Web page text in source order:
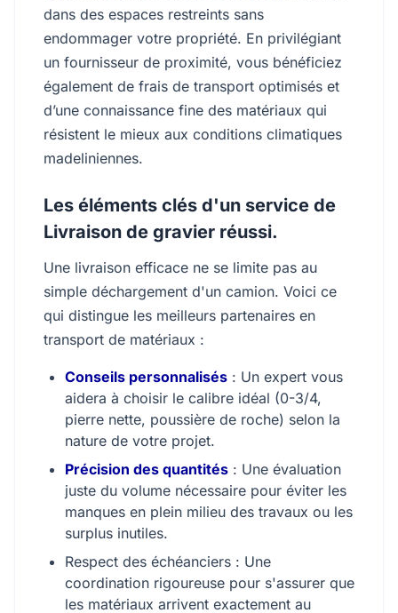
dans des espaces restreints sans
endommager votre propriété. En privilégiant
un fournisseur de proximité, vous bénéficiez
également de frais de transport optimisés et
d’une connaissance fine des matériaux qui
résistent le mieux aux conditions climatiques
madeliniennes.
Les éléments clés d'un service de
Livraison de gravier réussi.
Une livraison efficace ne se limite pas au
simple déchargement d'un camion. Voici ce
qui distingue les meilleurs partenaires en
transport de matériaux :
Conseils personnalisés : Un expert vous
aidera à choisir le calibre idéal (0-3/4,
pierre nette, poussière de roche) selon la
nature de votre projet.
Précision des quantités : Une évaluation
juste du volume nécessaire pour éviter les
manques en plein milieu des travaux ou les
surplus inutiles.
Respect des échéanciers : Une
coordination rigoureuse pour s'assurer que
les matériaux arrivent exactement au